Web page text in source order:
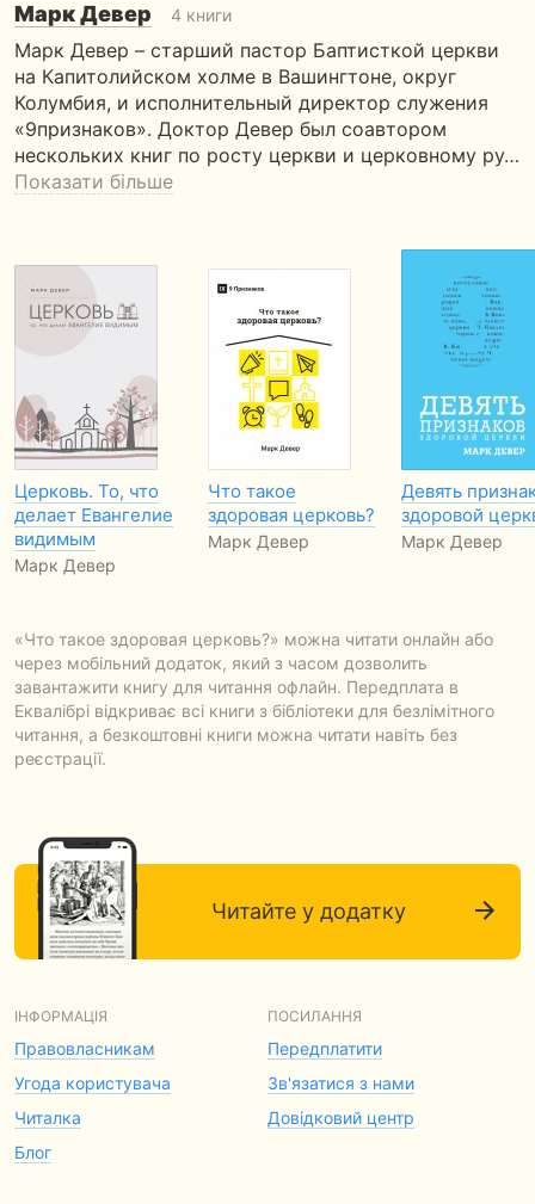
Марк Девер 4 книги
Марк Девер – старший пастор Баптисткой церкви
на Капитолийском холме в Вашингтоне, округ
Колумбия, и исполнительный директор служения
«9признаков». Доктор Девер был соавтором
нескольких книг по росту церкви и церковному ру…
Показати більше
Церковь. То, что
делает Евангелие
видимым
Марк Девер
Что такое
здоровая церковь?
Марк Девер
Девять
здоровой
Марк Девер
«Что такое здоровая церковь?» можна читати онлайн або
через мобільний додаток, який з часом дозволить
завантажити книгу для читання офлайн. Передплата в
Еквалібрі відкриває всі книги з бібліотеки для безлімітного
читання, а безкоштовні книги можна читати навіть без
реєстрації.
Читайте у додатку
ІНФОРМАЦІЯ
Правовласникам
Угода користувача
Читалка
Блог
ПОСИЛАННЯ
Передплатити
Зв'язатися з нами
Довідковий центр